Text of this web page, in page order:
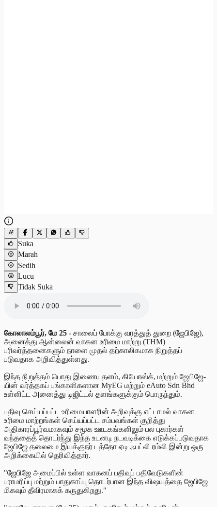
Suka
Marah
Sedih
Lucu
Tidak Suka
கோலாலம்பூர், மே 25 - சாலைப் போக்கு வரத்துத் துறை (ஜேபிஜே),
அனைத்து ஆன்லைன் வாகன உரிமை மாற்று (THM)
பரிவர்த்தனைகளும் நாளை முதல் தற்காலிகமாக நிறுத்தப்
படுவதாக அறிவித்துள்ளது.
இந்த நிறுத்தம் பொது இணையதளம், கியோஸ்க், மற்றும் ஜேபிஜே-
யின் வர்த்தகப் பங்காளிகளான MyEG மற்றும் eAuto Sdn Bhd
உள்ளிட்ட அனைத்து டிஜிட்டல் தளங்களுக்கும் பொருந்தும்.
பதிவு செய்யப்பட்ட உரிமையாளரின் அறிவுக்கு எட்டாமல் வாகன
உரிமை மாற்றங்கள் செய்யப்பட்ட சம்பவங்கள் குறித்து
அதிகாரப்பூர்வமாகவும் சமூக ஊடகங்களிலும் பல புகார்கள்
வந்ததைத் தொடர்ந்து இந்த உடனடி நடவடிக்கை எடுக்கப்படுவதாக
ஜேபிஜே தலைமை இயக்குநர் டத்தோ ஏடி ஃபட்லி ரம்லி இன்று ஒரு
அறிக்கையில் தெரிவித்தார்.
"ஜேபிஜே அமைப்பில் உள்ள வாகனப் பதிவுப் பதிவேடுகளின்
பராமரிப்பு மற்றும் பாதுகாப்பு தொடர்பான இந்த விஷயத்தை ஜேபிஜே
மிகவும் தீவிரமாகக் கருதுகிறது."